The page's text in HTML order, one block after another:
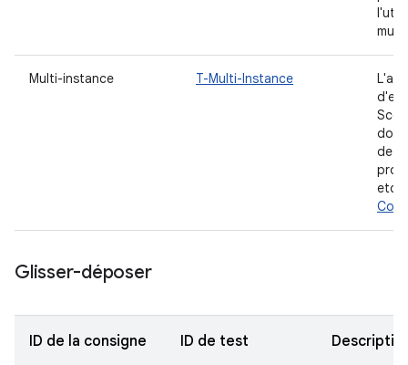
Multi-instance T-Multi-Instance
de
etc.
Glisser-déposer
ID de la consigne ID de test